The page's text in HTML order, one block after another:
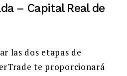
– Capital Real de
las dos etapas de
te proporcionará